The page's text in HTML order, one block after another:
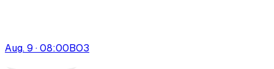
Aug. 9 · 08:00BO3